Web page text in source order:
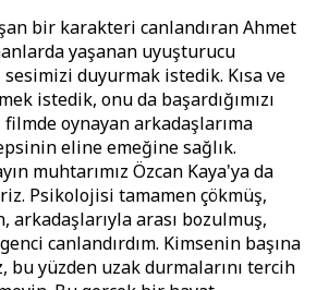
bir karakteri canlandıran Ahmet
yaşanan uyuşturucu
sesimizi duyurmak istedik. Kısa ve
istedik, onu da başardığımızı
oynayan arkadaşlarıma
eline emeğine sağlık.
muhtarımız Özcan Kaya'ya da
Psikolojisi tamamen çökmüş,
arkadaşlarıyla arası bozulmuş,
canlandırdım. Kimsenin başına
bu yüzden uzak durmalarını tercih